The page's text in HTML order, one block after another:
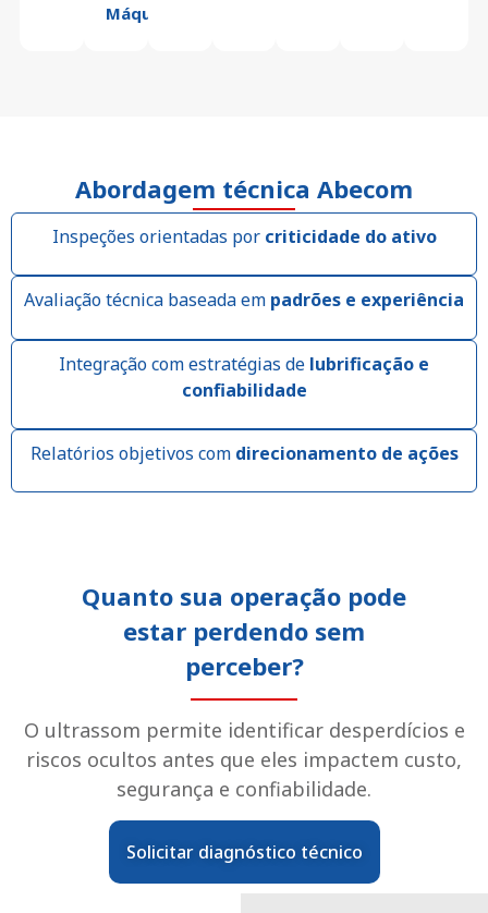
Máquina
Abordagem técnica Abecom
Inspeções orientadas porcriticidade do ativo
Avaliação técnica baseada em padrões e experiência
Integração com estratégias de lubrificação e
confiabilidade
Relatórios objetivos comdirecionamento de ações
Quanto sua operação pode
estar perdendo sem
perceber?
O ultrassom permite identificar desperdícios e
riscos ocultos antes que eles impactem custo,
segurança e confiabilidade.
Solicitar diagnóstico técnico